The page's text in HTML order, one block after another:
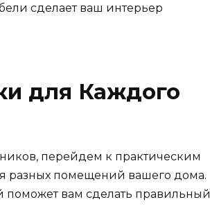
сделает ваш интерьер
для Каждого
перейдем к практическим
разных помещений вашего дома.
вам сделать правильный